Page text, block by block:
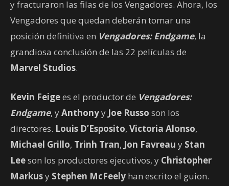
y fracturaron las filas de los Vengadores. Ahora, los
Vengadores que quedan deberán tomar una
posición definitiva en Vengadores: Endgame, la
grandiosa conclusión de las 22 películas de
Marvel Studios.
Kevin Feigees el productor de Vengadores:
Endgame, yAnthonyy Joe Russo son los
directores. Louis D’Esposito, Victoria Alonso,
Michael Grillo, Trinh Tran, Jon Favreau y Stan
Leeson los productores ejecutivos, y Christopher
Markusy Stephen McFeely han escrito el guion.